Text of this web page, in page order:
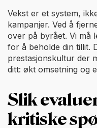
Vekst er et system,
kampanjer. Ved å
over på byrået. Vi må
for å beholde din tillit.
prestasjonskultur der
ditt: økt omsetning og
Slik
kritiske